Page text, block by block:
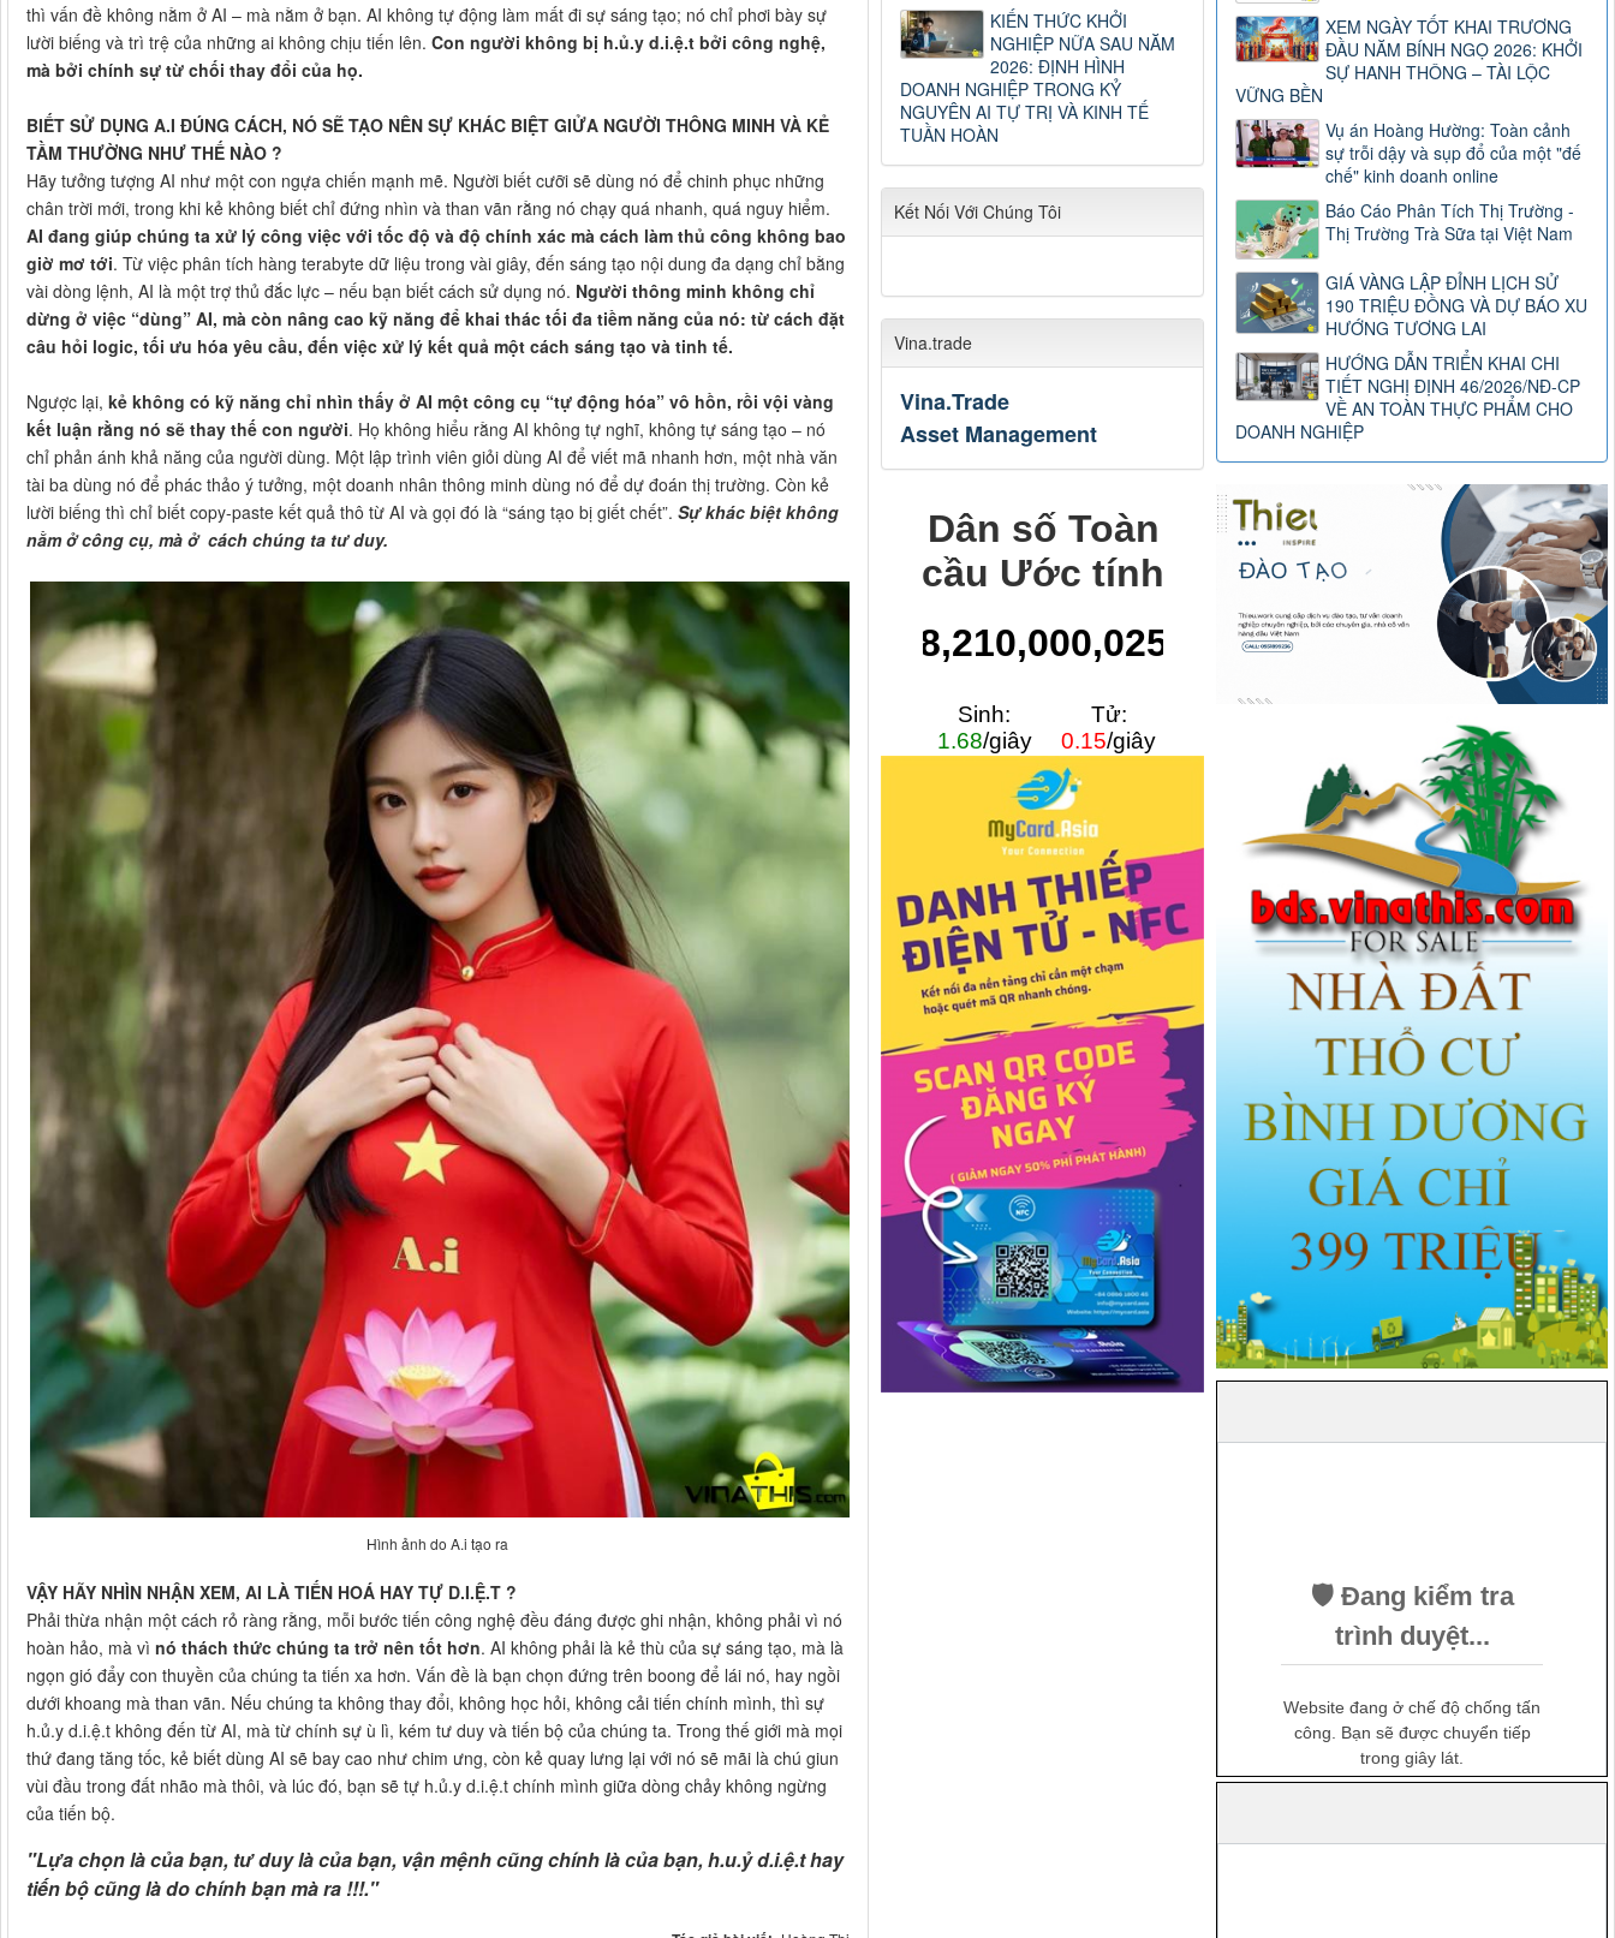
thì vấn đề không nằm ở AI – mà nằm ở bạn. AI không tự động làm mất đi sự sáng tạo; nó chỉ phơi bày sự
lười biếng và trì trệ của những ai không chịu tiến lên. Con người không bị h.ủ.y d.i.ệ.t bởi công nghệ,
mà bởi chính sự từ chối thay đổi của họ.
BIẾT SỬ DỤNG A.I ĐÚNG CÁCH, NÓ SẼ TẠO NÊN SỰ KHÁC BIỆT GIỬA NGƯỜI THÔNG MINH VÀ KẺ
TẦM THƯỜNG NHƯ THẾ NÀO ?
Hãy tưởng tượng AI như một con ngựa chiến mạnh mẽ. Người biết cưỡi sẽ dùng nó để chinh phục những
chân trời mới, trong khi kẻ không biết chỉ đứng nhìn và than vãn rằng nó chạy quá nhanh, quá nguy hiểm.
AI đang giúp chúng ta xử lý công việc với tốc độ và độ chính xác mà cách làm thủ công không bao
giờ mơ tới. Từ việc phân tích hàng terabyte dữ liệu trong vài giây, đến sáng tạo nội dung đa dạng chỉ bằng
vài dòng lệnh, AI là một trợ thủ đắc lực – nếu bạn biết cách sử dụng nó. Người thông minh không chỉ
dừng ở việc “dùng” AI, mà còn nâng cao kỹ năng để khai thác tối đa tiềm năng của nó: từ cách đặt
câu hỏi logic, tối ưu hóa yêu cầu, đến việc xử lý kết quả một cách sáng tạo và tinh tế.
Ngược lại, kẻ không có kỹ năng chỉ nhìn thấy ở AI một công cụ “tự động hóa” vô hồn, rồi vội vàng
kết luận rằng nó sẽ thay thế con người. Họ không hiểu rằng AI không tự nghĩ, không tự sáng tạo – nó
chỉ phản ánh khả năng của người dùng. Một lập trình viên giỏi dùng AI để viết mã nhanh hơn, một nhà văn
tài ba dùng nó để phác thảo ý tưởng, một doanh nhân thông minh dùng nó để dự đoán thị trường. Còn kẻ
lười biếng thì chỉ biết copy-paste kết quả thô từ AI và gọi đó là “sáng tạo bị giết chết”. Sự khác biệt không
nằm ở công cụ, mà ở cách chúng ta tư duy.
Hình ảnh do A.i tạo ra
VẬY HÃY NHÌN NHẬN XEM, AI LÀ TIẾN HOÁ HAY TỰ D.I.Ệ.T ?
Phải thừa nhận một cách rỏ ràng rằng, mỗi bước tiến công nghệ đều đáng được ghi nhận, không phải vì nó
hoàn hảo, mà vì nó thách thức chúng ta trở nên tốt hơn. AI không phải là kẻ thù của sự sáng tạo, mà là
ngọn gió đẩy con thuyền của chúng ta tiến xa hơn. Vấn đề là bạn chọn đứng trên boong để lái nó, hay ngồi
dưới khoang mà than vãn. Nếu chúng ta không thay đổi, không học hỏi, không cải tiến chính mình, thì sự
h.ủ.y d.i.ệ.t không đến từ AI, mà từ chính sự ù lì, kém tư duy và tiến bộ của chúng ta. Trong thế giới mà mọi
thứ đang tăng tốc, kẻ biết dùng AI sẽ bay cao như chim ưng, còn kẻ quay lưng lại với nó sẽ mãi là chú giun
vùi đầu trong đất nhão mà thôi, và lúc đó, bạn sẽ tự h.ủ.y d.i.ệ.t chính mình giữa dòng chảy không ngừng
của tiến bộ.
"Lựa chọn là của bạn, tư duy là của bạn, vận mệnh cũng chính là của bạn, h.u.ỷ d.i.ệ.t hay
tiến bộ cũng là do chính bạn mà ra !!!."
XEM NGÀY TỐT KHAI TRƯƠNG
ĐẦU NĂM BÍNH NGỌ 2026: KHỞI
SỰ HANH THÔNG – TÀI LỘC
VỮNG BỀN
Vụ án Hoàng Hường: Toàn cảnh
sự trỗi dậy và sụp đổ của một "đế
chế" kinh doanh online
Báo Cáo Phân Tích Thị Trường -
Thị Trường Trà Sữa tại Việt Nam
GIÁ VÀNG LẬP ĐỈNH LỊCH SỬ
190 TRIỆU ĐỒNG VÀ DỰ BÁO XU
HƯỚNG TƯƠNG LAI
HƯỚNG DẪN TRIỂN KHAI CHI
TIẾT NGHỊ ĐỊNH 46/2026/NĐ-CP
VỀ AN TOÀN THỰC PHẨM CHO
DOANH NGHIỆP
KIẾN THỨC KHỞI
NGHIỆP NỮA SAU NĂM
2026: ĐỊNH HÌNH
DOANH NGHIỆP TRONG KỶ
NGUYÊN AI TỰ TRỊ VÀ KINH TẾ
TUẦN HOÀN
Kết Nối Với Chúng Tôi
Vina.trade
Vina.Trade
Asset Management